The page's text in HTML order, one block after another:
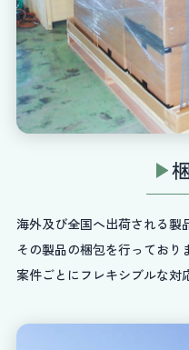
海外及び全国へ出荷される製
その製品の梱包を行っており
案件ごとにフレキシブルな対